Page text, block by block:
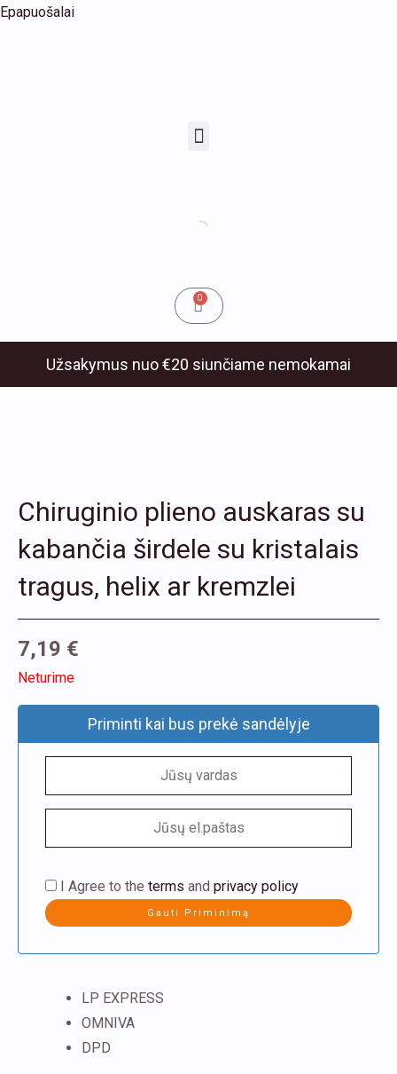
Pereiti
Epapuošalai
0Cart
Užsakymus nuo €20 siunčiame nemokamai
Chiruginio plieno auskaras su
kabančia širdele su kristalais
tragus, helix ar kremzlei
7,19 €
Neturime
Priminti kai bus prekė sandėlyje
I Agree to the terms and privacy policy
LP EXPRESS
OMNIVA
DPD